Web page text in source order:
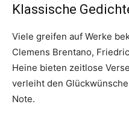
Klassische
Viele greifen auf Werke
Clemens Brentano,
Heine bieten zeitlose
verleiht den
Note.